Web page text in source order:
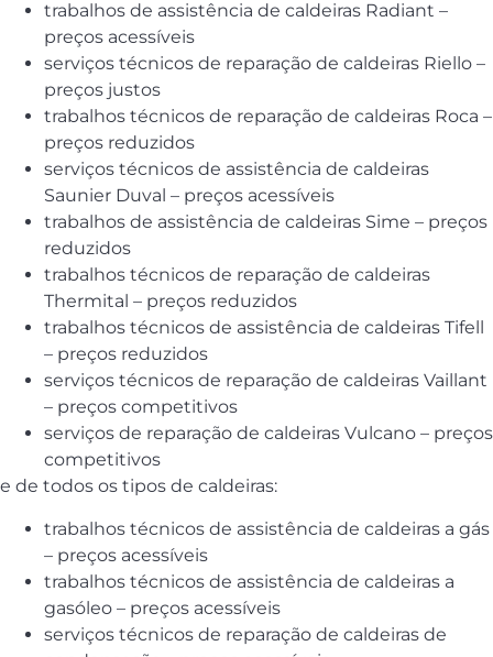
trabalhos de assistência de caldeiras Radiant –
preços acessíveis
serviços técnicos de reparação de caldeiras Riello –
preços justos
trabalhos técnicos de reparação de caldeiras Roca –
preços reduzidos
serviços técnicos de assistência de caldeiras
Saunier Duval – preços acessíveis
trabalhos de assistência de caldeiras Sime – preços
reduzidos
trabalhos técnicos de reparação de caldeiras
Thermital – preços reduzidos
trabalhos técnicos de assistência de caldeiras Tifell
– preços reduzidos
serviços técnicos de reparação de caldeiras Vaillant
– preços competitivos
serviços de reparação de caldeiras Vulcano – preços
competitivos
e de todos os tipos de caldeiras:
trabalhos técnicos de assistência de caldeiras a gás
– preços acessíveis
trabalhos técnicos de assistência de caldeiras a
gasóleo – preços acessíveis
serviços técnicos de reparação de caldeiras de